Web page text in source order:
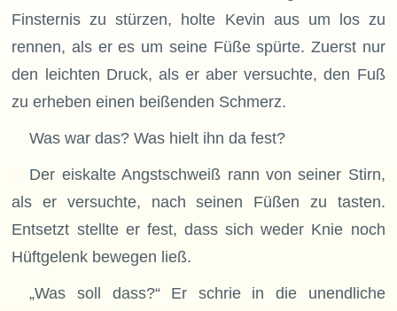
Finsternis zu stürzen, holte Kevin aus um los zu
rennen, als er es um seine Füße spürte. Zuerst nur
den leichten Druck, als er aber versuchte, den Fuß
zu erheben einen beißenden Schmerz.
Was war das? Was hielt ihn da fest?
Der eiskalte Angstschweiß rann von seiner Stirn,
als er versuchte, nach seinen Füßen zu tasten.
Entsetzt stellte er fest, dass sich weder Knie noch
Hüftgelenk bewegen ließ.
„Was soll dass?“ Er schrie in die unendliche